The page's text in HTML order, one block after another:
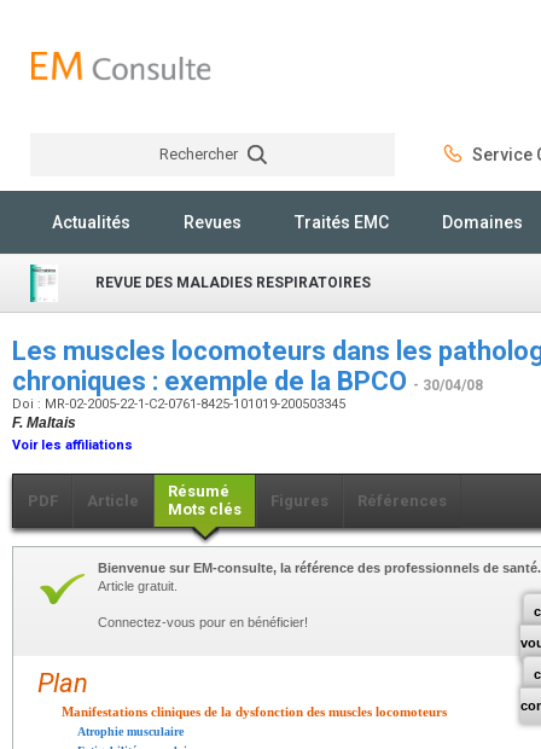
Rechercher Service
Actualités Revues Traités EMC Domaines
REVUE DES MALADIES RESPIRATOIRES
Les muscles locomoteurs dans les
chroniques : exemple de la BPCO - 30/04/08
Doi : MR-02-2005-22-1-C2-0761-8425-101019-200503345
F. Maltais
Voir les affiliations
PDF Article
Résumé
Mots clés
Figures Références
Bienvenue sur EM-consulte, la référence des professionnels de santé.
Article gratuit.
Connectez-vous pour en bénéficier!
Plan
Manifestations cliniques de la dysfonction des muscles locomoteurs
Atrophie musculaire